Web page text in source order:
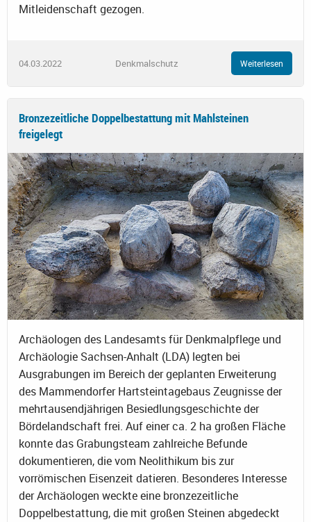
Mitleidenschaft gezogen.
04.03.2022 Denkmalschutz Weiterlesen
Bronzezeitliche Doppelbestattung mit Mahlsteinen
freigelegt
Archäologen des Landesamts für Denkmalpflege und
Archäologie Sachsen-Anhalt (LDA) legten bei
Ausgrabungen im Bereich der geplanten Erweiterung
des Mammendorfer Hartsteintagebaus Zeugnisse der
mehrtausendjährigen Besiedlungsgeschichte der
Bördelandschaft frei. Auf einer ca. 2 ha großen Fläche
konnte das Grabungsteam zahlreiche Befunde
dokumentieren, die vom Neolithikum bis zur
vorrömischen Eisenzeit datieren. Besonderes Interesse
der Archäologen weckte eine bronzezeitliche
Doppelbestattung, die mit großen Steinen abgedeckt